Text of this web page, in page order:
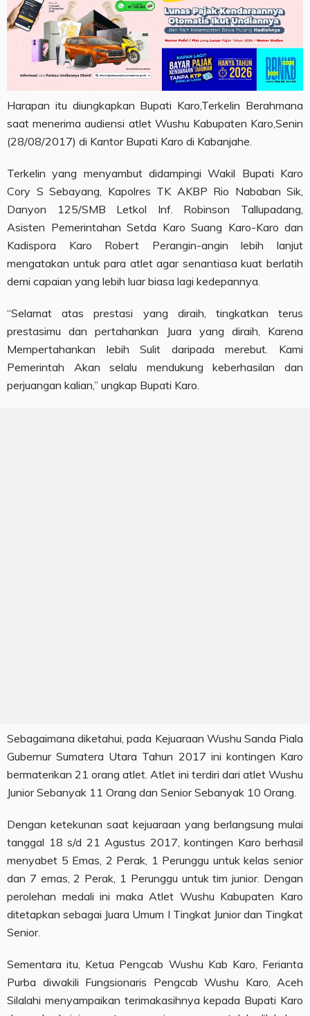
Harapan itu diungkapkan Bupati Karo,Terkelin Berahmana
saat menerima audiensi atlet Wushu Kabupaten Karo,Senin
(28/08/2017) di Kantor Bupati Karo di Kabanjahe.
Terkelin yang menyambut didampingi Wakil Bupati Karo
Cory S Sebayang, Kapolres TK AKBP Rio Nababan Sik,
Danyon 125/SMB Letkol Inf. Robinson Tallupadang,
Asisten Pemerintahan Setda Karo Suang Karo-Karo dan
Kadispora Karo Robert Perangin-angin lebih lanjut
mengatakan untuk para atlet agar senantiasa kuat berlatih
demi capaian yang lebih luar biasa lagi kedepannya.
“Selamat atas prestasi yang diraih, tingkatkan terus
prestasimu dan pertahankan Juara yang diraih, Karena
Mempertahankan lebih Sulit daripada merebut. Kami
Pemerintah Akan selalu mendukung keberhasilan dan
perjuangan kalian,” ungkap Bupati Karo.
Sebagaimana diketahui, pada Kejuaraan Wushu Sanda Piala
Gubernur Sumatera Utara Tahun 2017 ini kontingen Karo
bermaterikan 21 orang atlet. Atlet ini terdiri dari atlet Wushu
Junior Sebanyak 11 Orang dan Senior Sebanyak 10 Orang.
Dengan ketekunan saat kejuaraan yang berlangsung mulai
tanggal 18 s/d 21 Agustus 2017, kontingen Karo berhasil
menyabet 5 Emas, 2 Perak, 1 Perunggu untuk kelas senior
dan 7 emas, 2 Perak, 1 Perunggu untuk tim junior. Dengan
perolehan medali ini maka Atlet Wushu Kabupaten Karo
ditetapkan sebagai Juara Umum I Tingkat Junior dan Tingkat
Senior.
Sementara itu, Ketua Pengcab Wushu Kab Karo, Ferianta
Purba diwakili Fungsionaris Pengcab Wushu Karo, Aceh
Silalahi menyampaikan terimakasihnya kepada Bupati Karo